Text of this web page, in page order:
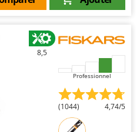
8,5
Professionnel
(1044) 4,74/5